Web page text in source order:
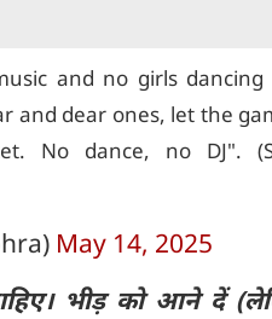
and no girls
and dear ones, let the
No dance, no DJ".
May 14, 2025
भीड़ को आने दें